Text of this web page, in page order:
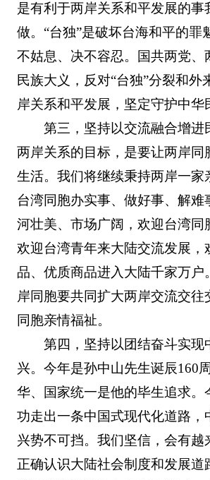
是有利于两岸关系和平发展的事
做。“台独”是破坏台海和平的罪
不姑息、决不容忍。国共两党、
民族大义，反对“台独”分裂和外
岸关系和平发展，坚定守护中华
第三，坚持以交流融合增进
两岸关系的目标，是要让两岸同
生活。我们将继续秉持两岸一家
台湾同胞办实事、做好事、解难
河壮美、市场广阔，欢迎台湾同
欢迎台湾青年来大陆交流发展，
品、优质商品进入大陆千家万户
岸同胞要共同扩大两岸交流交往
同胞亲情福祉。
第四，坚持以团结奋斗实现
兴。今年是孙中山先生诞辰160
华、国家统一是他的毕生追求。
功走出一条中国式现代化道路，
兴势不可挡。我们坚信，会有越
正确认识大陆社会制度和发展道